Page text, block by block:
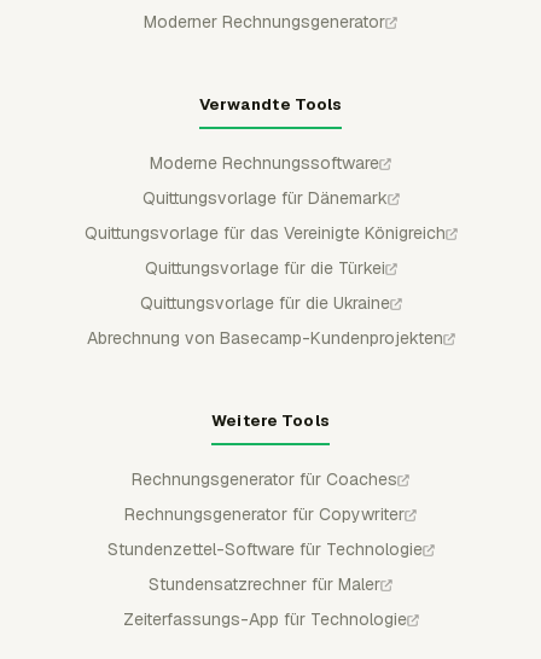
Moderner Rechnungsgenerator
Verwandte Tools
Moderne Rechnungssoftware
Quittungsvorlage für Dänemark
Quittungsvorlage für das Vereinigte Königreich
Quittungsvorlage für die Türkei
Quittungsvorlage für die Ukraine
Abrechnung von Basecamp-Kundenprojekten
Weitere Tools
Rechnungsgenerator für Coaches
Rechnungsgenerator für Copywriter
Stundenzettel-Software für Technologie
Stundensatzrechner für Maler
Zeiterfassungs-App für Technologie